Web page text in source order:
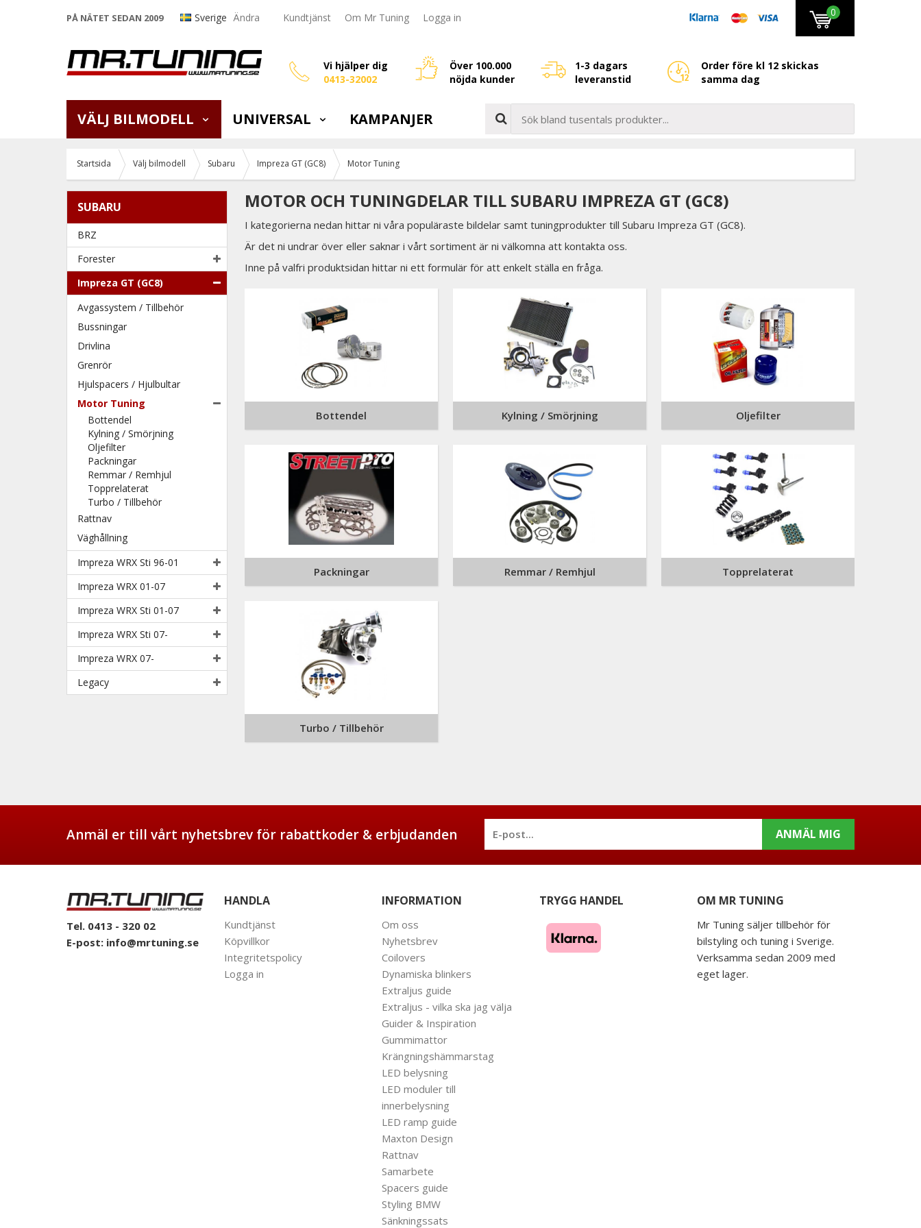
PÅ NÄTET SEDAN 2009 Sverige Ändra Kundtjänst Om Mr Tuning Logga in 0
Vi hjälper dig
0413-32002
Över 100.000
nöjda kunder
1-3 dagars
leveranstid
Order före kl 12 skickas
samma dag
VÄLJ BILMODELL UNIVERSAL KAMPANJER
Startsida Välj bilmodell Subaru Impreza GT (GC8) Motor Tuning
SUBARU
BRZ
Forester
Impreza GT (GC8)
Avgassystem / Tillbehör
Bussningar
Drivlina
Grenrör
Hjulspacers / Hjulbultar
Motor Tuning
Bottendel
Kylning / Smörjning
Oljefilter
Packningar
Remmar / Remhjul
Topprelaterat
Turbo / Tillbehör
Rattnav
Väghållning
Impreza WRX Sti 96-01
Impreza WRX 01-07
Impreza WRX Sti 01-07
Impreza WRX Sti 07-
Impreza WRX 07-
Legacy
MOTOR OCH TUNINGDELAR TILL SUBARU IMPREZA GT (GC8)
I kategorierna nedan hittar ni våra populäraste bildelar samt tuningprodukter till Subaru Impreza GT (GC8).
Är det ni undrar över eller saknar i vårt sortiment är ni välkomna att kontakta oss.
Inne på valfri produktsidan hittar ni ett formulär för att enkelt ställa en fråga.
Bottendel Kylning / Smörjning Oljefilter
Packningar Remmar / Remhjul Topprelaterat
Turbo / Tillbehör
Anmäl er till vårt nyhetsbrev för rabattkoder & erbjudanden ANMÄL MIG
Tel. 0413 - 320 02
E-post: info@mrtuning.se
HANDLA
Kundtjänst
Köpvillkor
Integritetspolicy
Logga in
INFORMATION
Om oss
Nyhetsbrev
Coilovers
Dynamiska blinkers
Extraljus guide
Extraljus - vilka ska jag välja
Guider & Inspiration
Gummimattor
Krängningshämmarstag
LED belysning
LED moduler till
innerbelysning
LED ramp guide
Maxton Design
Rattnav
Samarbete
Spacers guide
Styling BMW
Sänkningssats
TRYGG HANDEL OM MR TUNING
Mr Tuning säljer tillbehör för
bilstyling och tuning i Sverige.
Verksamma sedan 2009 med
eget lager.